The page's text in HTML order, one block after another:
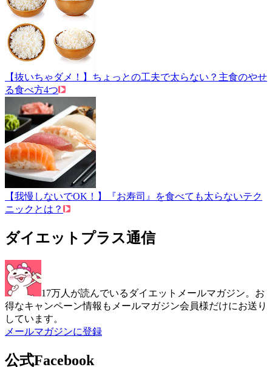
【抜いちゃダメ！】ちょっとの工夫で太らない？主食のやせ
る食べ方4つ
【我慢しないでOK！】『お寿司』を食べても太らないテク
ニックとは？
ダイエットプラス通信
17万人が読んでいるダイエットメールマガジン。お
得なキャンペーン情報もメールマガジン会員様だけにお送り
しています。
メールマガジンに登録
公式Facebook